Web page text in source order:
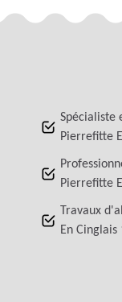
Spécialiste
Pierrefitte
Pierrefitte
Travaux
En Cinglais